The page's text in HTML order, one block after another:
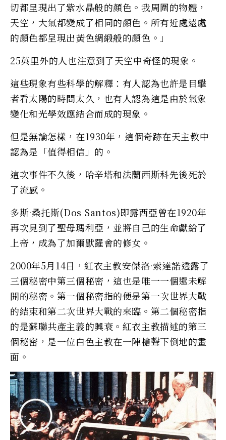
切都呈現出了紫水晶般的顏色。我周圍的物體，
天空，大氣都變成了相同的顏色。所有近處遠處
的顏色都呈現出黃色綢緞般的顏色。」
25英里外的人也注意到了天空中奇怪的現象。
這些現象有些科學的解釋：有人認為也許是目擊
者看太陽的時間太久，也有人認為這是由於氣象
變化和光學效應結合而成的現象。
但是無論怎樣，在1930年，這個奇跡在天主教中
認為是「值得相信」的。
這次事件不久後，哈辛塔和法蘭西斯科先後死於
了流感。
多斯·桑托斯(Dos Santos)即露西亞曾在1920年
再次見到了聖母瑪利亞，並將自己的生命獻給了
上帝，成為了加爾默羅會的修女。
2000年5月14日，紅衣主教安傑洛·索達諾透露了
三個秘密中第三個秘密，這也是唯一一個還未解
開的秘密。第一個秘密指的便是第一次世界大戰
的結束和第二次世界大戰的來臨。第二個秘密指
的是蘇聯共產主義的興衰。紅衣主教描述的第三
個秘密，是一位白色主教在一陣槍聲下倒地的畫
面。